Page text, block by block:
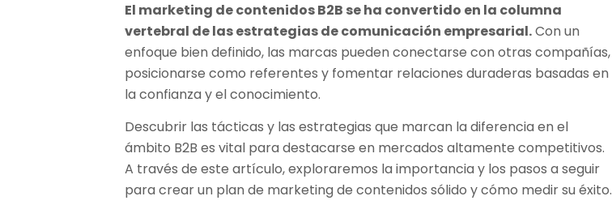
El marketing de contenidos B2B se ha convertido en la columna
vertebral de las estrategias de comunicación empresarial.Con un
enfoque bien definido, las marcas pueden conectarse con otras compañías,
posicionarse como referentes y fomentar relaciones duraderas basadas en
la confianza y el conocimiento.
Descubrir las tácticas y las estrategias que marcan la diferencia en el
ámbito B2B es vital para destacarse en mercados altamente competitivos.
A través de este artículo, exploraremos la importancia y los pasos a seguir
para crear un plan de marketing de contenidos sólido y cómo medir su éxito.